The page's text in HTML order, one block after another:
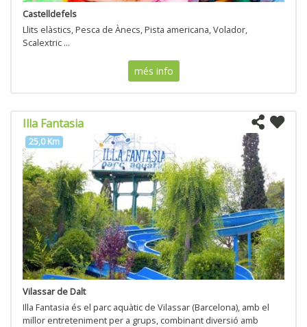
Castelldefels
Llits elàstics, Pesca de Ànecs, Pista americana, Volador,
Scalextric ...
més info
Illa Fantasia
25,0 Km
Vilassar de Dalt
Illa Fantasia és el parc aquàtic de Vilassar (Barcelona), amb el
millor entreteniment per a grups, combinant diversió amb